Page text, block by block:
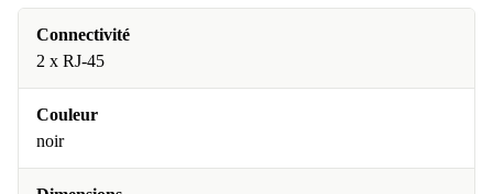
Connectivité
2 x RJ-45
Couleur
noir